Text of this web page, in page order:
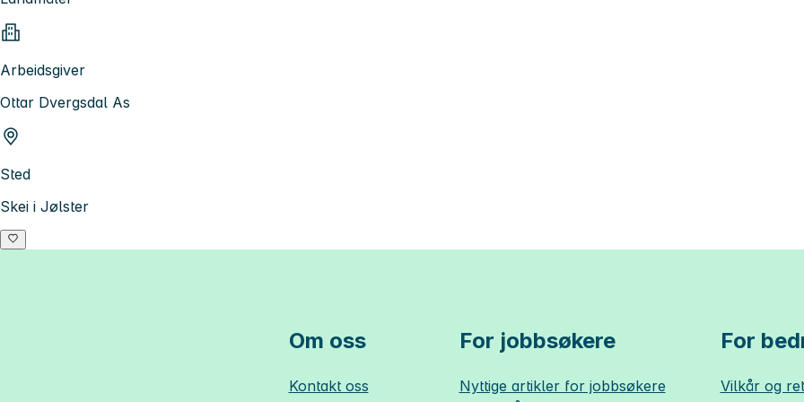
Arbeidsgiver
Ottar Dvergsdal As
Sted
Skei i Jølster
Om oss
Kontakt oss
For jobbsøkere
Nyttige artikler for jobbsøkere
For
Vilkår og